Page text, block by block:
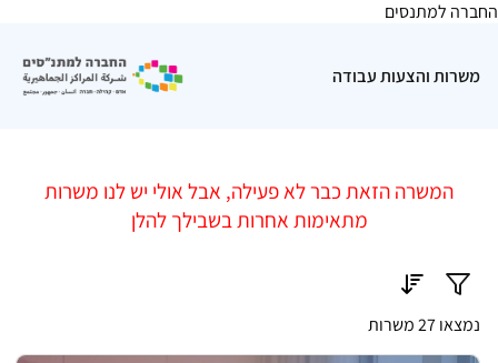
החברה למתנסים
משרות והצעות עבודה
המשרה הזאת כבר לא פעילה, אבל אולי יש לנו משרות
מתאימות אחרות בשבילך להלן
נמצאו 27 משרות